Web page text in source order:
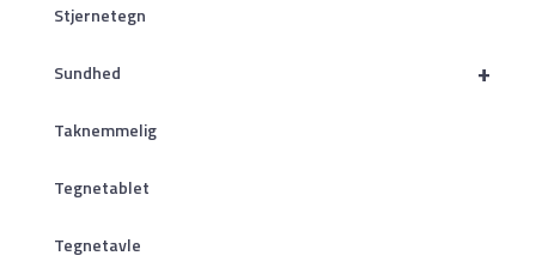
Stjernetegn
+
Sundhed
Taknemmelig
Tegnetablet
Tegnetavle